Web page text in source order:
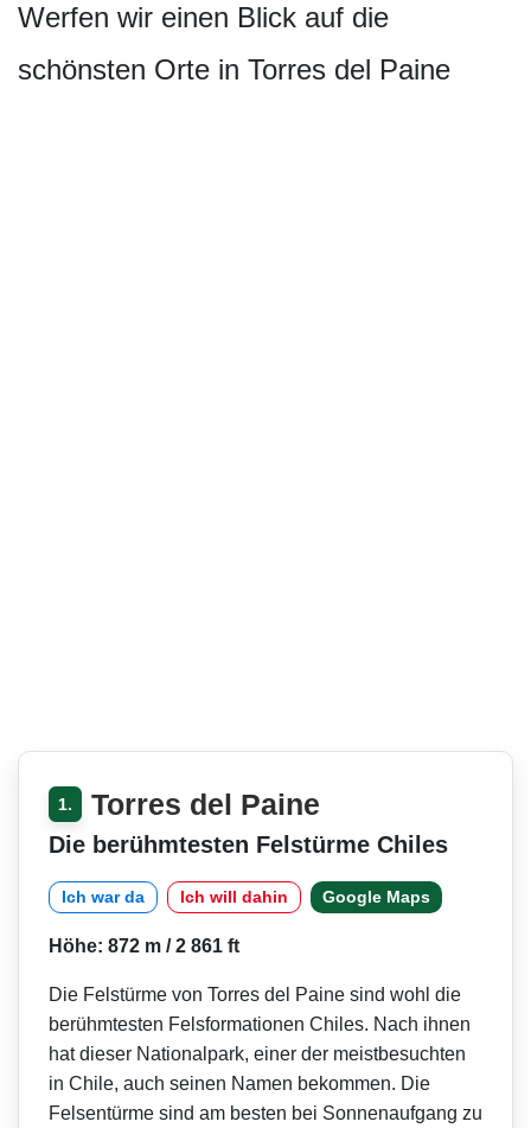
Werfen wir einen Blick auf die
schönsten Orte in Torres del Paine
1. Torres del Paine
Die berühmtesten Felstürme Chiles
Ich war da Ich will dahin Google Maps
Höhe: 872 m / 2 861 ft
Die Felstürme von Torres del Paine sind wohl die
berühmtesten Felsformationen Chiles. Nach ihnen
hat dieser Nationalpark, einer der meistbesuchten
in Chile, auch seinen Namen bekommen. Die
Felsentürme sind am besten bei Sonnenaufgang zu